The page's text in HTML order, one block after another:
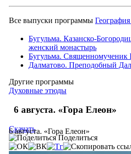
Все выпуски программы
Бугульма. Казанско-
женский монастырь
Бугульма. Священномученик
Далматово. Преподобный
Другие программы
Духовные этюды
6 августа. «Гора Елеон»
6 августа. «Гора Елеон»
Скачать
Поделиться